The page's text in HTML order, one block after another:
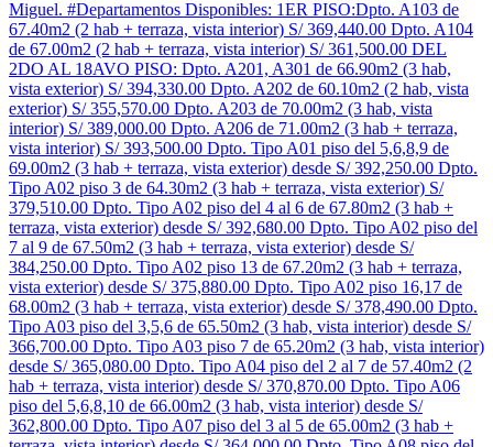
Miguel. #Departamentos Disponibles: 1ER PISO:Dpto. A103 de
67.40m2 (2 hab + terraza, vista interior) S/ 369,440.00 Dpto. A104
de 67.00m2 (2 hab + terraza, vista interior) S/ 361,500.00 DEL
2DO AL 18AVO PISO: Dpto. A201, A301 de 66.90m2 (3 hab,
vista exterior) S/ 394,330.00 Dpto. A202 de 60.10m2 (2 hab, vista
exterior) S/ 355,570.00 Dpto. A203 de 70.00m2 (3 hab, vista
interior) S/ 389,000.00 Dpto. A206 de 71.00m2 (3 hab + terraza,
vista interior) S/ 393,500.00 Dpto. Tipo A01 piso del 5,6,8,9 de
69.00m2 (3 hab + terraza, vista exterior) desde S/ 392,250.00 Dpto.
Tipo A02 piso 3 de 64.30m2 (3 hab + terraza, vista exterior) S/
379,510.00 Dpto. Tipo A02 piso del 4 al 6 de 67.80m2 (3 hab +
terraza, vista exterior) desde S/ 392,680.00 Dpto. Tipo A02 piso del
7 al 9 de 67.50m2 (3 hab + terraza, vista exterior) desde S/
384,250.00 Dpto. Tipo A02 piso 13 de 67.20m2 (3 hab + terraza,
vista exterior) desde S/ 375,880.00 Dpto. Tipo A02 piso 16,17 de
68.00m2 (3 hab + terraza, vista exterior) desde S/ 378,490.00 Dpto.
Tipo A03 piso del 3,5,6 de 65.50m2 (3 hab, vista interior) desde S/
366,700.00 Dpto. Tipo A03 piso 7 de 65.20m2 (3 hab, vista interior)
desde S/ 365,080.00 Dpto. Tipo A04 piso del 2 al 7 de 57.40m2 (2
hab + terraza, vista interior) desde S/ 370,870.00 Dpto. Tipo A06
piso del 5,6,8,10 de 66.00m2 (3 hab, vista interior) desde S/
362,800.00 Dpto. Tipo A07 piso del 3 al 5 de 65.00m2 (3 hab +